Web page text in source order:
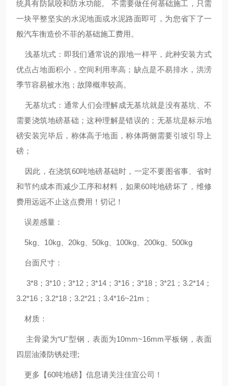
统具有防鼠咬和防水功能。 不需要做任何基础施工，只需
一块平整坚实的水泥地面或水泥路面即可，为您省下了一
般汽车衡造价不菲的基础施工费用。
浅基坑式：即我们通常说的跟地一样平，此种安装方式
优点占地面积小，空间利用率高；缺点是不易排水，洪涝
季节容易被水泡；故障概率较高。
无基坑式：通常人们会理解成无基坑就是没有基坑、不
需要浇筑地磅基础；这种理解是错误的；无基坑是标示地
磅安装完毕后，称体高于地面，称体两侧需要引坡引导上
磅；
因此，在浇筑60吨地磅基础时，一定不要图省事、省时
和节约成本而减少工序和材料，如果60吨地磅坏了，维修
费用远远不止这点费用！切记！
误差感量：
5kg、10kg、20kg、50kg、100kg、200kg、500kg
台面尺寸：
3*8；3*10；3*12；3*14；3*16；3*18；3*21；3.2*14；
3.2*16；3.2*18；3.2*21；3.4*16~21m；
材质：
主骨梁为“U"型钢，表面为10mm~16mm平板钢，表面
四层油漆防锈处理;
更多【60吨地磅】信息请关注佳宜公司！